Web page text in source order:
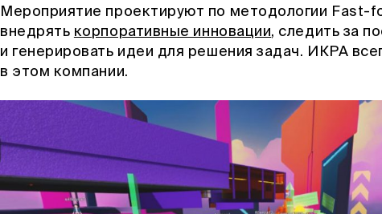
Мероприятие проектируют по методологии Fast-
внедрять корпоративные инновации, следить за
и генерировать идеи для решения задач. ИКРА
в этом компании.